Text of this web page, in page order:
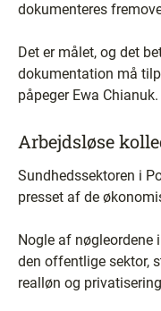
dokumenteres
Det er målet, og det
dokumentation må
påpeger Ewa Chianuk.
Arbejdsløse
Sundhedssektoren i
presset af de
Nogle af nøgleordene
den offentlige sektor,
realløn og